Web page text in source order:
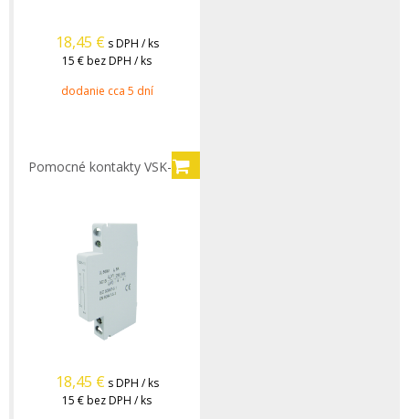
18,45 € s DPH / ks
15 €bez DPH / ks
dodanie cca 5 dní
Pomocné kontakty VSK-11
18,45 € s DPH / ks
15 €bez DPH / ks